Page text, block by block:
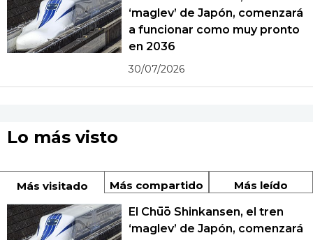
‘maglev’ de Japón, comenzará
a funcionar como muy pronto
en 2036
30/07/2026
Lo más visto
Más visitado Más compartido Más leído
El Chūō Shinkansen, el tren
‘maglev’ de Japón, comenzará